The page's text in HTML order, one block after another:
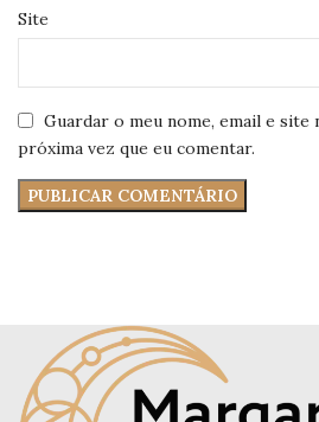
Site
Guardar o meu nome, email e site
próxima vez que eu comentar.